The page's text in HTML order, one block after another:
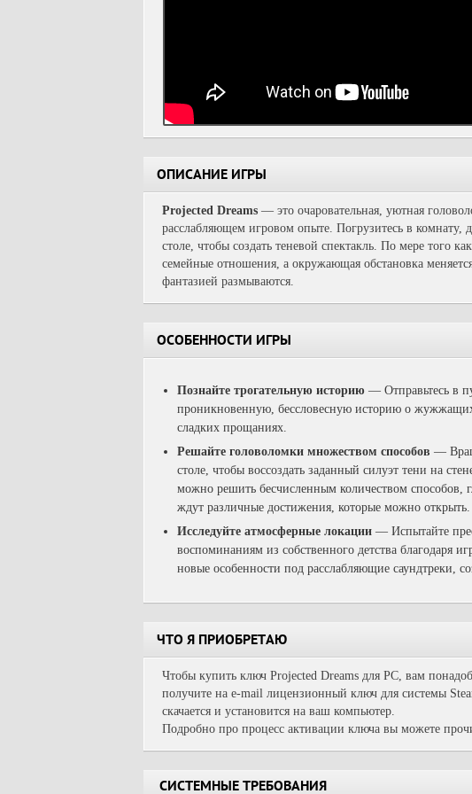
ОПИСАНИЕ ИГРЫ
Projected Dreams — это очаровательная, уютная
расслабляющем игровом опыте. Погрузитесь в комнату,
столе, чтобы создать теневой спектакль. По мере того
семейные отношения, а окружающая обстановка
фантазией размываются.
ОСОБЕННОСТИ ИГРЫ
Познайте трогательную историю — Отправьтесь в
проникновенную, бессловесную историю о
сладких прощаниях.
Решайте головоломки множеством способов —
столе, чтобы воссоздать заданный силуэт тени на
можно решить бесчисленным количеством способов,
ждут различные достижения, которые можно открыть.
Исследуйте атмосферные локации — Испытайте
воспоминаниям из собственного детства благодаря
новые особенности под расслабляющие саундтреки,
ЧТО Я ПРИОБРЕТАЮ
Чтобы купить ключ Projected Dreams для PC, вам
получите на e-mail лицензионный ключ для системы
скачается и установится на ваш компьютер.
Подробно про процесс активации ключа вы можете
СИСТЕМНЫЕ ТРЕБОВАНИЯ